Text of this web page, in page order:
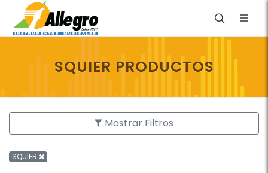
SQUIER PRODUCTOS
Mostrar Filtros
SQUIER